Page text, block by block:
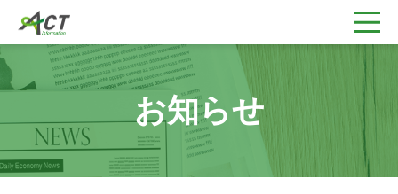
お知らせ